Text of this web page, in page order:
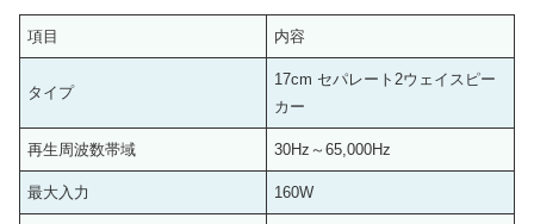
項目 内容
タイプ
17cm セパレート2ウェイスピー
カー
再生周波数帯域 30Hz～65,000Hz
最大入力 160W